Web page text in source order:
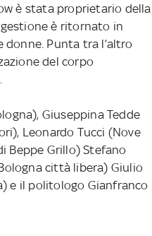
è stata proprietario della
è ritornato in
Punta tra l’altro
del corpo
Giuseppina Tedde
Leonardo Tucci (Nove
Beppe Grillo) Stefano
città libera) Giulio
e il politologo Gianfranco